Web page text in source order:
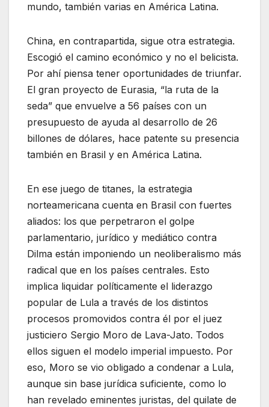
mundo, también varias en América Latina.
China, en contrapartida, sigue otra estrategia.
Escogió el camino económico y no el belicista.
Por ahí piensa tener oportunidades de triunfar.
El gran proyecto de Eurasia, “la ruta de la
seda” que envuelve a 56 países con un
presupuesto de ayuda al desarrollo de 26
billones de dólares, hace patente su presencia
también en Brasil y en América Latina.
En ese juego de titanes, la estrategia
norteamericana cuenta en Brasil con fuertes
aliados: los que perpetraron el golpe
parlamentario, jurídico y mediático contra
Dilma están imponiendo un neoliberalismo más
radical que en los países centrales. Esto
implica liquidar políticamente el liderazgo
popular de Lula a través de los distintos
procesos promovidos contra él por el juez
justiciero Sergio Moro de Lava-Jato. Todos
ellos siguen el modelo imperial impuesto. Por
eso, Moro se vio obligado a condenar a Lula,
aunque sin base jurídica suficiente, como lo
han revelado eminentes juristas, del quilate de